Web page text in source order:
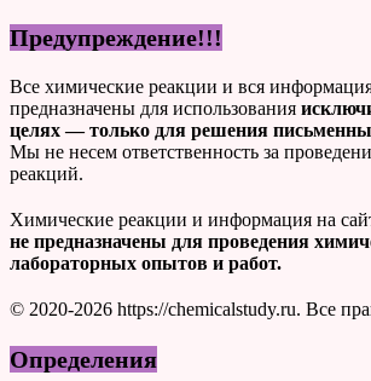
Предупреждение!!!
Все химические реакции и вся
предназначены для использования
целях — только для решения
Мы не несем ответственность за
реакций.
Химические реакции и информация на
не предназначены для проведения
лабораторных опытов и работ.
© 2020-2026 https://chemicalstudy.ru. Все
Определения